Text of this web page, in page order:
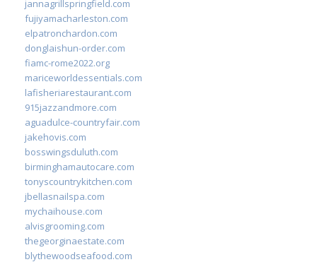
jannagrillspringfield.com
fujiyamacharleston.com
elpatronchardon.com
donglaishun-order.com
fiamc-rome2022.org
mariceworldessentials.com
lafisheriarestaurant.com
915jazzandmore.com
aguadulce-countryfair.com
jakehovis.com
bosswingsduluth.com
birminghamautocare.com
tonyscountrykitchen.com
jbellasnailspa.com
mychaihouse.com
alvisgrooming.com
thegeorginaestate.com
blythewoodseafood.com